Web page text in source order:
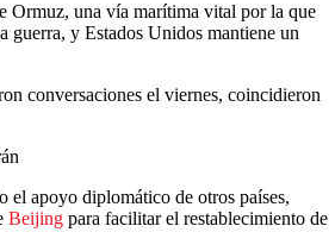
Ormuz, una vía marítima vital por la que
guerra, y Estados Unidos mantiene un
conversaciones el viernes, coincidieron
apoyo diplomático de otros países,
Beijing para facilitar el restablecimiento de